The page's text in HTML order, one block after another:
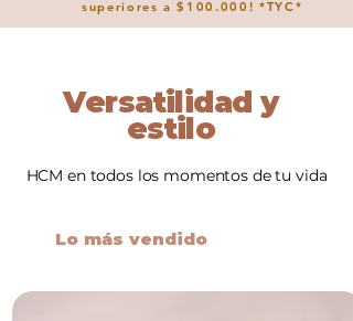
superiores a $100.000! *TYC*
Versatilidad y
estilo
HCM en todos los momentos de tu vida
Lo más vendido